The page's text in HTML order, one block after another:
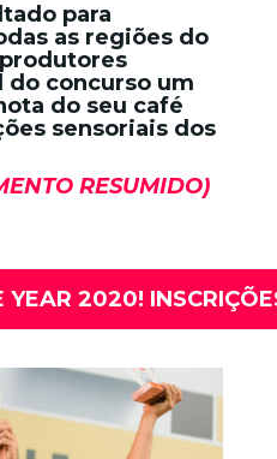
para
as regiões do
do concurso um
do seu café
sensoriais dos
RESUMIDO)
YEAR 2020!